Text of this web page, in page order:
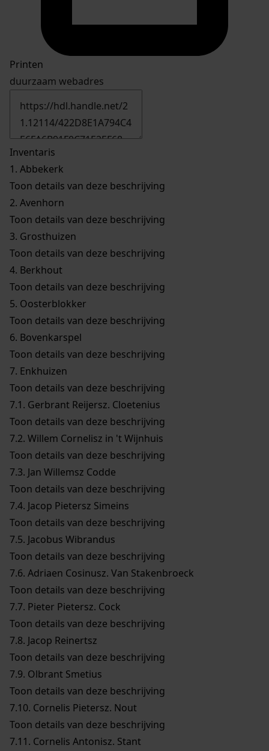
Printen
duurzaam webadres
Inventaris
1. Abbekerk
Toon details van deze beschrijving
2. Avenhorn
Toon details van deze beschrijving
3. Grosthuizen
Toon details van deze beschrijving
4. Berkhout
Toon details van deze beschrijving
5. Oosterblokker
Toon details van deze beschrijving
6. Bovenkarspel
Toon details van deze beschrijving
7. Enkhuizen
Toon details van deze beschrijving
7.1. Gerbrant Reijersz. Cloetenius
Toon details van deze beschrijving
7.2. Willem Cornelisz in 't Wijnhuis
Toon details van deze beschrijving
7.3. Jan Willemsz Codde
Toon details van deze beschrijving
7.4. Jacop Pietersz Simeins
Toon details van deze beschrijving
7.5. Jacobus Wibrandus
Toon details van deze beschrijving
7.6. Adriaen Cosinusz. Van Stakenbroeck
Toon details van deze beschrijving
7.7. Pieter Pietersz. Cock
Toon details van deze beschrijving
7.8. Jacop Reinertsz
Toon details van deze beschrijving
7.9. Olbrant Smetius
Toon details van deze beschrijving
7.10. Cornelis Pietersz. Nout
Toon details van deze beschrijving
7.11. Cornelis Antonisz. Stant